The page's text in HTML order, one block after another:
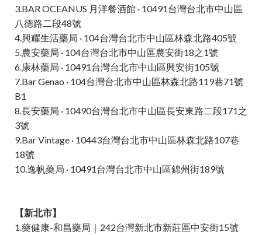
3.BAR OCEANUS 月洋餐酒館 · 10491台灣台北市中山區
八德路二段48號
4.興耀生活藥局 · 104台灣台北市中山區林森北路405號
5.農安藥局 · 104台灣台北市中山區農安街18之1號
6.康林藥局 · 10491台灣台北市中山區興安街105號
7.Bar Genao · 104台灣台北市中山區林森北路119巷71號
B1
8.長安藥局 · 10490台灣台北市中山區長安東路二段171之
3號
9.Bar Vintage · 10443台灣台北市中山區林森北路107巷
18號
10.逸帆藥局 · 10491台灣台北市中山區錦州街189號
【新北市】
1.藥健康-和昌藥局｜242台灣新北市新莊區中安街15號